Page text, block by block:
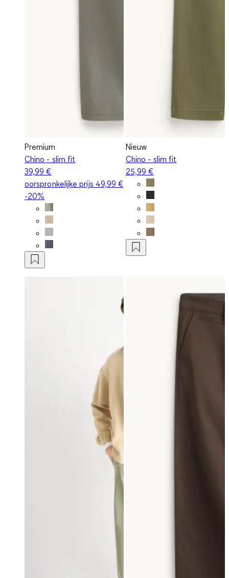
Premium
Chino - slim fit
39,99 €
oorspronkelijke prijs 49,99 €
-20%
Nieuw
Chino - slim fit
25,99 €